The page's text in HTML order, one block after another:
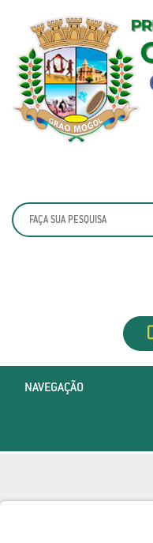
NAVEGAÇÃO